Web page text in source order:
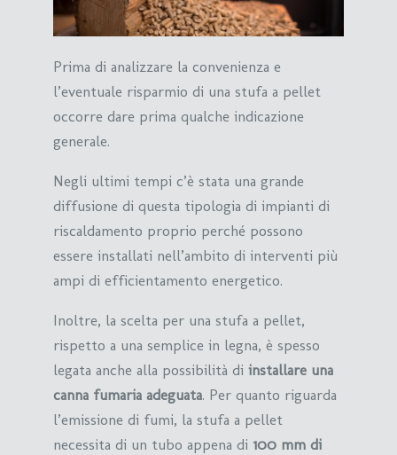
Prima di analizzare la convenienza e
l’eventuale risparmio di una stufa a pellet
occorre dare prima qualche indicazione
generale.
Negli ultimi tempi c’è stata una grande
diffusione di questa tipologia di impianti di
riscaldamento proprio perché possono
essere installati nell’ambito di interventi più
ampi di efficientamento energetico.
Inoltre, la scelta per una stufa a pellet,
rispetto a una semplice in legna, è spesso
legata anche alla possibilità di installare una
canna fumaria adeguata. Per quanto riguarda
l’emissione di fumi, la stufa a pellet
necessita di un tubo appena di 100 mm di